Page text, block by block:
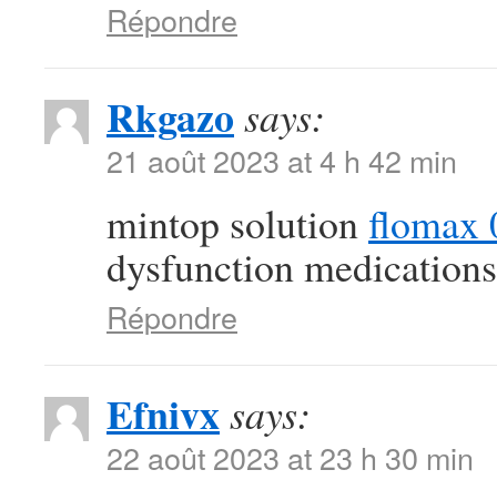
Répondre
Rkgazo says:
21 août 2023 at 4 h 42 min
mintop solution flomax
dysfunction medications
Répondre
Efnivxsays:
22 août 2023 at 23 h 30 min